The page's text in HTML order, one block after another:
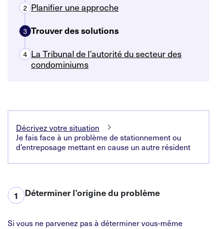
2 Planifier une approche
3 Trouver des solutions
4 La Tribunal de l’autorité du secteur des
condominiums
Décrivez votre situation
Je fais face à un problème de stationnement ou
d’entreposage mettant en cause un autre résident
1 Déterminer l’origine du problème
Si vous ne parvenez pas à déterminer vous-même